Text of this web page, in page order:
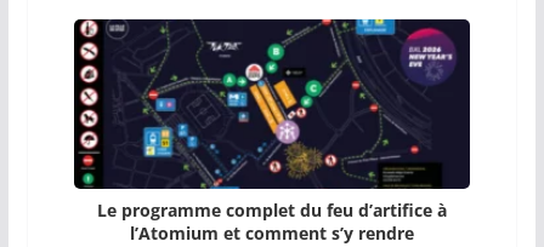
Le programme complet du feu d’artifice à
l’Atomium et comment s’y rendre